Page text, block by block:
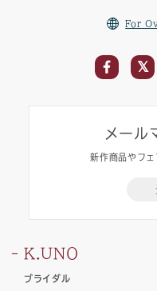
For
メール
新作商品やフ
K.UNO
ブライダル